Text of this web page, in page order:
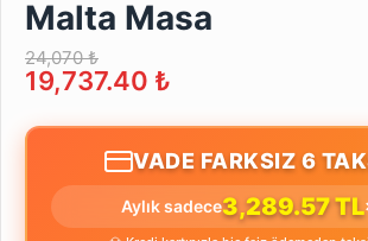
Malta Masa
24,070 ₺
19,737.40 ₺
VADE FARKSIZ 6
Aylık sadece3,289.57 TL